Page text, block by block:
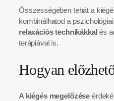
Összességében tehát a
kombinálhatod a
relaxációs technikákkal és
terápiával is.
Hogyan
A kiégés megelőzése